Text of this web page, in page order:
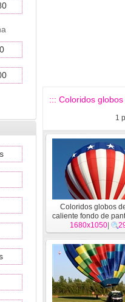
::: Coloridos
1
Coloridos globos
caliente fondo de
#17
1680x1050